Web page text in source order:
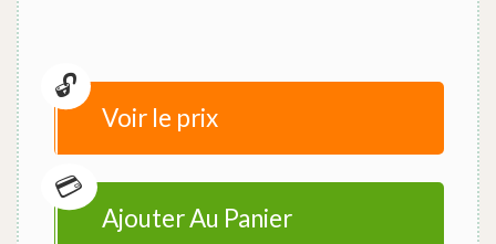
Voir le prix
Ajouter Au Panier